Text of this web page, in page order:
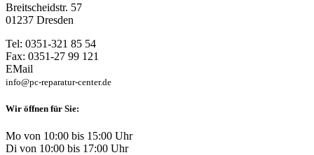
Breitscheidstr. 57
01237 Dresden
Tel: 0351-321 85 54
Fax: 0351-27 99 121
EMail
info@pc-reparatur-center.de
Wir öffnen für Sie:
Mo von 10:00 bis 15:00 Uhr
Di von 10:00 bis 17:00 Uhr